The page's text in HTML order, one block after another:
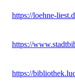
https://loehne-
https://
https://